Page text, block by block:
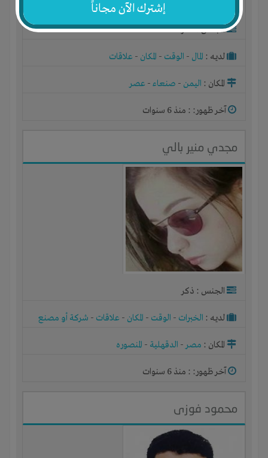
إشترك الآن مجاناً
الجنس : ذكر
لديـه : المال - الوقت - المكان - علاقات
المكان : اليمن - صنعاء- عصر
آخر ظهور: : منذ 6 سنوات
مجدي منير بالي
الجنس : ذكر
لديـه : الخبرات - الوقت - المكان - علاقات - شركة أو مصنع
المكان : مصر- الدقهلية - المنصوره
آخر ظهور: : منذ 6 سنوات
محمود فوزى